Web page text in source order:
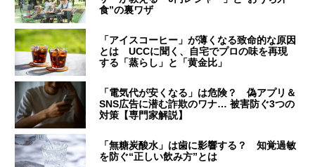
食”の裏ワザ
「アイスコーヒー」が薄くなる致命的な原因
とは UCCに聞く、自宅でプロの味を再現
する「蒸らし」と「黄金比」
「電気代が安くなる」は危険？ 偽アプリ＆
SNS広告に潜む詐欺のワナ… 被害防ぐ3つの
対策【専門家解説】
「無糖炭酸水」は歯に影響する？ 知覚過敏
を防ぐ“正しい飲み方”とは